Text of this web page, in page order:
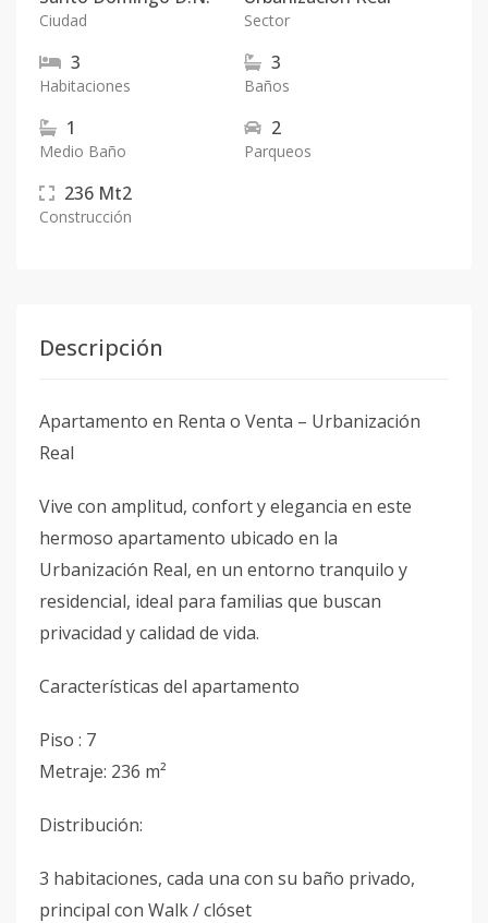
Ciudad Sector
3
Habitaciones
3
Baños
1
Medio Baño
2
Parqueos
236 Mt2
Construcción
Descripción
Apartamento en Renta o Venta – Urbanización
Real
Vive con amplitud, confort y elegancia en este
hermoso apartamento ubicado en la
Urbanización Real, en un entorno tranquilo y
residencial, ideal para familias que buscan
privacidad y calidad de vida.
Características del apartamento
Piso : 7
Metraje: 236 m²
Distribución:
3 habitaciones, cada una con su baño privado,
principal con Walk / clóset